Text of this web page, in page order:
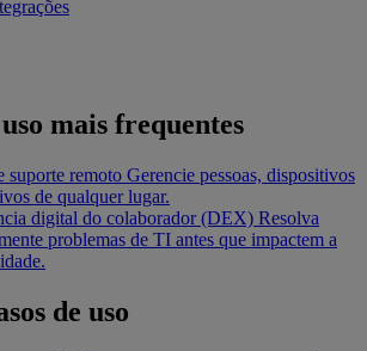
uso mais frequentes
suporte remoto Gerencie pessoas, dispositivos
de qualquer lugar.
digital do colaborador (DEX) Resolva
problemas de TI antes que impactem a
de uso